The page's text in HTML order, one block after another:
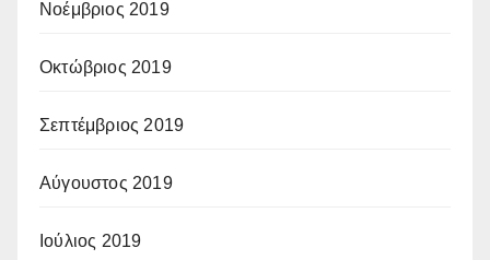
Νοέμβριος 2019
Οκτώβριος 2019
Σεπτέμβριος 2019
Αύγουστος 2019
Ιούλιος 2019